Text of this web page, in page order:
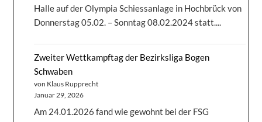
Halle auf der Olympia Schiessanlage in Hochbrück von
Donnerstag 05.02. – Sonntag 08.02.2024 statt....
Zweiter Wettkampftag der Bezirksliga Bogen
Schwaben
von Klaus Rupprecht
Januar 29, 2026
Am 24.01.2026 fand wie gewohnt bei der FSG